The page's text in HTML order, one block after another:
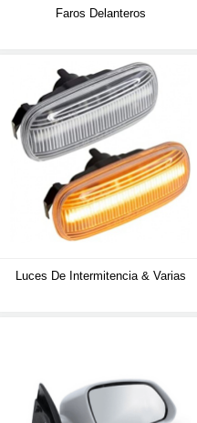
Faros Delanteros
Luces De Intermitencia & Varias